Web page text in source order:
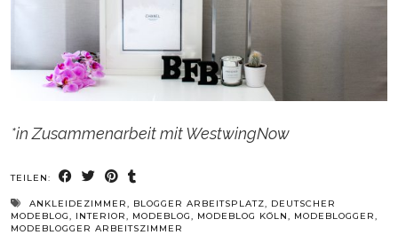
*in Zusammenarbeit mit WestwingNow
TEILEN:
ANKLEIDEZIMMER, BLOGGER ARBEITSPLATZ, DEUTSCHER
MODEBLOG, INTERIOR, MODEBLOG, MODEBLOG KÖLN, MODEBLOGGER,
MODEBLOGGER ARBEITSZIMMER